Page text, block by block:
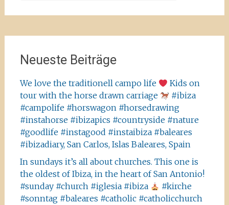
Neueste Beiträge
We love the traditionell campo life
Kids on
tour with the horse drawn carriage
#ibiza
#campolife #horswagon #horsedrawing
#instahorse #ibizapics #countryside #nature
#goodlife #instagood #instaibiza #baleares
#ibizadiary, San Carlos, Islas Baleares, Spain
In sundays it’s all about churches. This one is
the oldest of Ibiza, in the heart of San Antonio!
#sunday #church #iglesia #ibiza
#kirche
#sonntag #baleares #catholic #catholicchurch